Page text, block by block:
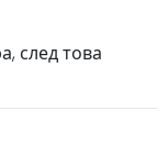
след това